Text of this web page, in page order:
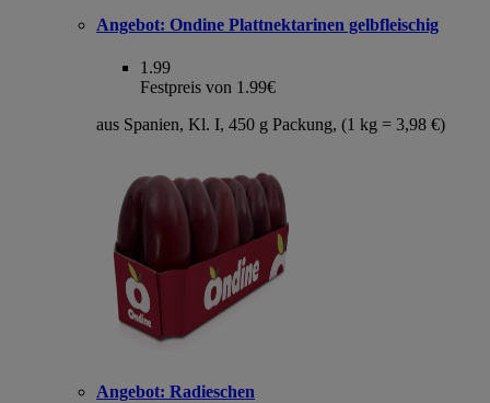
Angebot: Ondine Plattnektarinen gelbfleischig
1.99
Festpreis von 1.99€
aus Spanien, Kl. I, 450 g Packung, (1 kg = 3,98 €)
Angebot: Radieschen